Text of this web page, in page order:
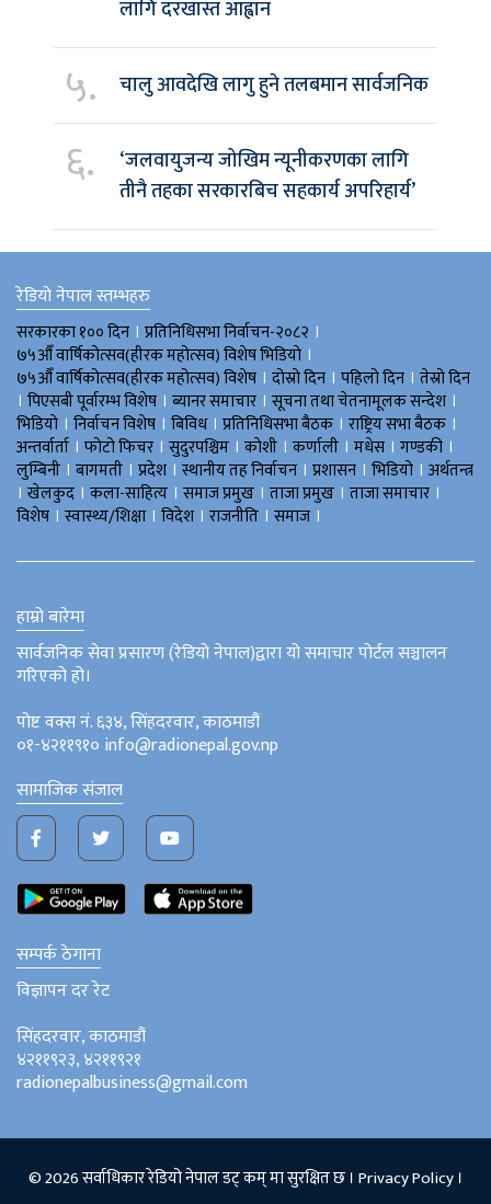
लागि दरखास्त आह्वान
५. चालु आवदेखि लागु हुने तलबमान सार्वजनिक
६.
‘जलवायुजन्य जोखिम न्यूनीकरणका लागि
तीनै तहका सरकारबिच सहकार्य अपरिहार्य’
रेडियो नेपाल स्तम्भहरु
सरकारका १०० दिन । प्रतिनिधिसभा निर्वाचन-२०८२ ।
७५औँ वार्षिकोत्सव(हीरक महोत्सव) विशेष भिडियाे ।
७५औँ वार्षिकोत्सव(हीरक महोत्सव) विशेष । दोस्रो दिन । पहिलो दिन । तेस्रो दिन
। पिएसबी पूर्वारम्भ विशेष । ब्यानर समाचार । सूचना तथा चेतनामूलक सन्देश ।
भिडियाे । निर्वाचन विशेष । बिविध। प्रतिनिधिसभा बैठक । राष्ट्रिय सभा बैठक ।
अन्तर्वार्ता । फोटो फिचर । सुदुरपश्चिम । काेशी । कर्णाली । मधेस । गण्डकी ।
लुम्बिनी । बागमती । प्रदेश । स्थानीय तह निर्वाचन । प्रशासन । भिडियो । अर्थतन्त्र
। खेलकुद । कला-साहित्य । समाज प्रमुख । ताजा प्रमुख । ताजा समाचार ।
विशेष । स्वास्थ्य/शिक्षा । विदेश । राजनीति । समाज ।
हाम्रो बारेमा
सार्वजनिक सेवा प्रसारण (रेडियो नेपाल)द्वारा यो समाचार पोर्टल सञ्चालन
गरिएको हो।
पोष्ट वक्स नं. ६३४, सिंहदरवार, काठमाडौं
०१-४२११९१० info@radionepal.gov.np
सामाजिक संजाल
सम्पर्क ठेगाना
विज्ञापन दर रेट
सिंहदरवार, काठमाडौं
४२११९२३, ४२११९२१
radionepalbusiness@gmail.com
© 2026 सर्वाधिकार रेडियो नेपाल डट् कम् मा सुरक्षित छ । Privacy Policy।